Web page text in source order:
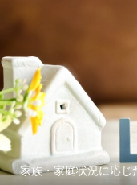
家族・家庭状況に応じ